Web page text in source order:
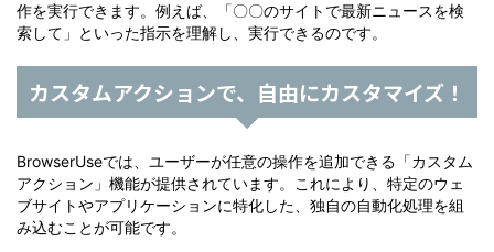
作を実行できます。例えば、「〇〇のサイトで最新ニュースを検
索して」といった指示を理解し、実行できるのです。
カスタムアクションで、自由にカスタマイズ！
BrowserUseでは、ユーザーが任意の操作を追加できる「カスタム
アクション」機能が提供されています。これにより、特定のウェ
ブサイトやアプリケーションに特化した、独自の自動化処理を組
み込むことが可能です。